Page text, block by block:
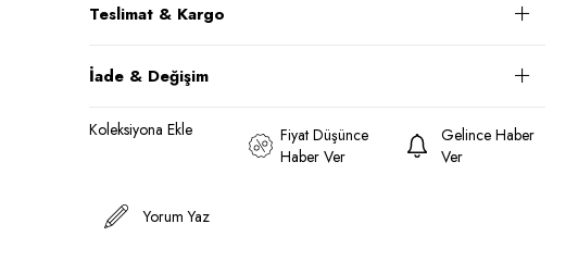
Teslimat & Kargo
İade & Değişim
Koleksiyona Ekle
Fiyat Düşünce
Haber Ver
Gelince Haber
Ver
Yorum Yaz